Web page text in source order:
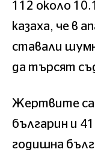
112 около
казаха, че в
ставали
да търсят
Жертвите са
българин и
годишна